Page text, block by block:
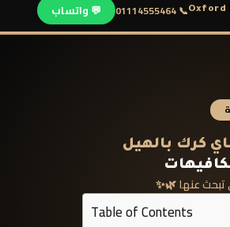
Oxford
📞 01114555464 💬 واتساب
كرك بالهيل
تبحث عنها 🌿✨
Table of Contents